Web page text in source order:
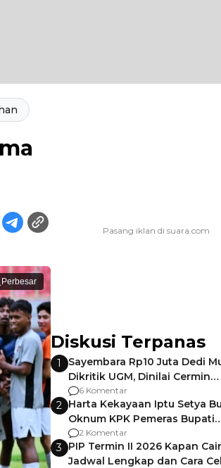
Perbesar
Diskusi Terpanas
1
Sayembara Rp10 Juta Dedi
Dikritik UGM, Dinilai Cermin
Gagalnya Negara Jamin
6 Komentar
2 Harta Kekayaan Iptu Setya
Oknum KPK Pemeras Bupati
Pemalang
2 Komentar
3 PIP Termin II 2026 Kapan
Jadwal Lengkap dan Cara